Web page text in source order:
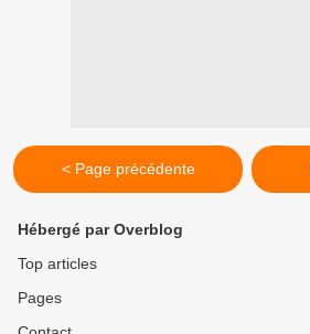
< Page précédente
Hébergé par Overblog
Top articles
Pages